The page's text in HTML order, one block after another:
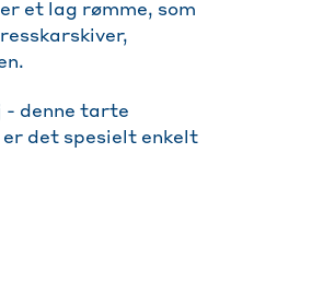
et lag rømme, som
- denne tarte
er det spesielt enkelt